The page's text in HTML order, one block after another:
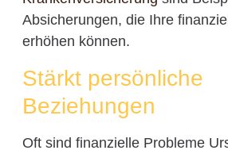
Absicherungen, die Ihre
erhöhen können.
Stärkt persönliche
Beziehungen
Oft sind finanzielle Probleme